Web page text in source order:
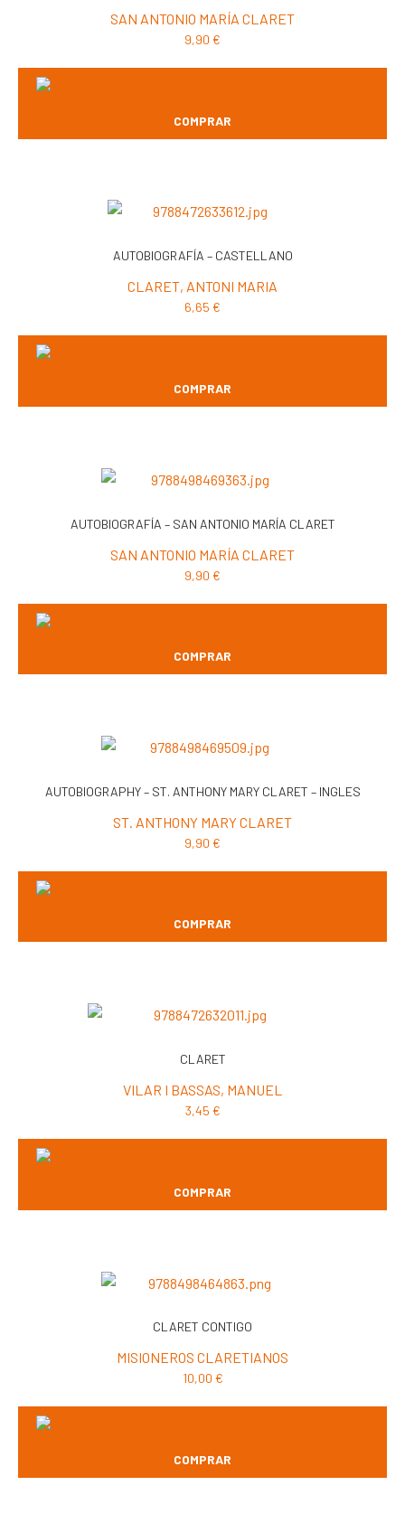
SAN ANTONIO MARÍA CLARET
9,90 €
COMPRAR
AUTOBIOGRAFÍA – CASTELLANO
CLARET, ANTONI MARIA
6,65 €
COMPRAR
AUTOBIOGRAFÍA – SAN ANTONIO MARÍA CLARET
SAN ANTONIO MARÍA CLARET
9,90 €
COMPRAR
AUTOBIOGRAPHY – ST. ANTHONY MARY CLARET – INGLES
ST. ANTHONY MARY CLARET
9,90 €
COMPRAR
CLARET
VILAR I BASSAS, MANUEL
3,45 €
COMPRAR
CLARET CONTIGO
MISIONEROS CLARETIANOS
10,00 €
COMPRAR